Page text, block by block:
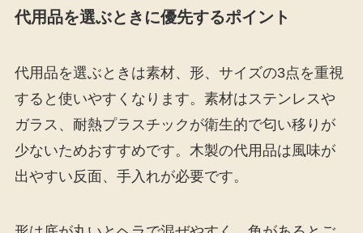
代用品を選ぶときに優先するポイント
代用品を選ぶときは素材、形、サイズの3点を重視
すると使いやすくなります。素材はステンレスや
ガラス、耐熱プラスチックが衛生的で匂い移りが
少ないためおすすめです。木製の代用品は風味が
出やすい反面、手入れが必要です。